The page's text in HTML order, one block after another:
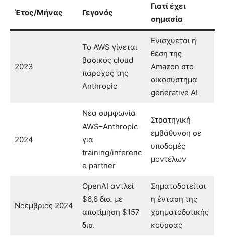
Έτος/Μήνας Γεγονός
Γιατί έχει
σημασία
2023
Το AWS γίνεται
βασικός cloud
πάροχος της
Anthropic
Ενισχύεται η
θέση της
Amazon στο
οικοσύστημα
generative AI
2024
Νέα συμφωνία
AWS–Anthropic
για
training/inferenc
e partner
Στρατηγική
εμβάθυνση σε
υποδομές
μοντέλων
Νοέμβριος 2024
OpenAI αντλεί
$6,6 δισ. με
αποτίμηση $157
δισ.
Σηματοδοτείται
η ένταση της
χρηματοδοτικής
κούρσας